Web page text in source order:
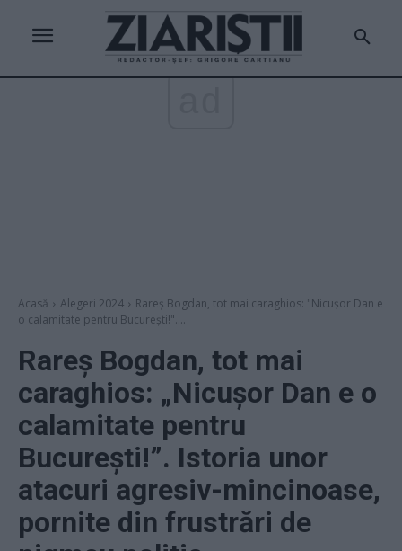
Acasă Alegeri 2024
Rareş Bogdan, tot mai caraghios: "Nicușor Dan e
o calamitate pentru Bucureşti!"....
Rareş Bogdan, tot mai
caraghios: „Nicușor Dan e o
calamitate pentru
Bucureşti!”. Istoria unor
atacuri agresiv-mincinoase,
pornite din frustrări de